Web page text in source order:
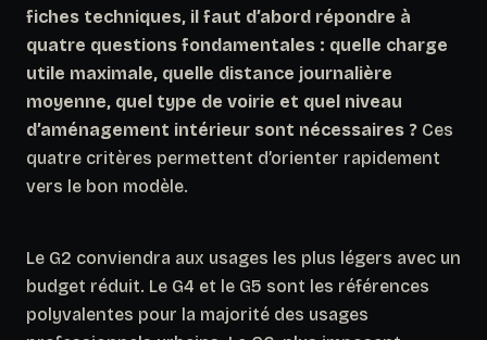
fiches techniques, il faut d’abord répondre à
quatre questions fondamentales : quelle charge
utile maximale, quelle distance journalière
moyenne, quel type de voirie et quel niveau
d’aménagement intérieur sont nécessaires ? Ces
quatre critères permettent d’orienter rapidement
vers le bon modèle.
Le G2 conviendra aux usages les plus légers avec un
budget réduit. Le G4 et le G5 sont les références
polyvalentes pour la majorité des usages